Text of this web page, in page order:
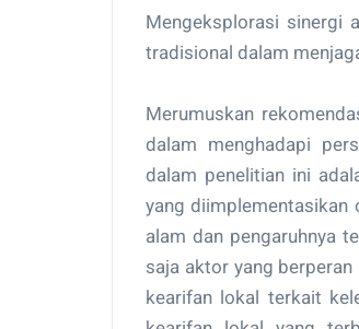
Mengeksplorasi sinergi
tradisional dalam
Merumuskan
dalam menghadapi
dalam penelitian ini
yang diimplementasikan
alam dan pengaruhnya
saja aktor yang
kearifan lokal terkait